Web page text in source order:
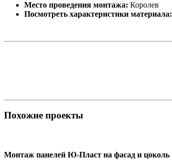
Место проведения монтажа: Королев
Посмотреть характеристики материала:
Похожие проекты
Монтаж панелей Ю-Пласт на фасад и цоколь